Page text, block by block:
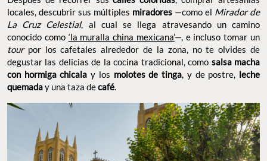
locales, descubrir sus múltiples miradores —como el Mirador de
La Cruz Celestial, al cual se llega atravesando un camino
conocido como ‘la muralla china mexicana’—, e incluso tomar un
tour por los cafetales alrededor de la zona, no te olvides de
degustar las delicias de la cocina tradicional, como salsa macha
con hormiga chicala y los molotes de tinga, y de postre, leche
quemaday una taza decafé.